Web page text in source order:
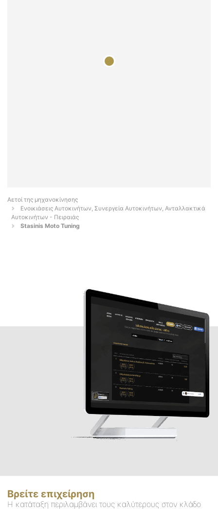
Αετοί της μηχανοκίνησης
Ενοικιάσεις Αυτοκινήτων, Συνεργεία Αυτοκινήτων, Ανταλλακτικά
Αυτοκινήτων - Πειραιάς
Stasinis Moto Tuning
Βρείτε επιχείρηση
Η κατάταξη περιλαμβάνει τους καλύτερους στον κλάδο